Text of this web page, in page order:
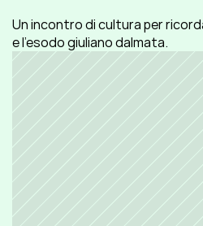
Un incontro di cultura per
e l’esodo giuliano dalmata.